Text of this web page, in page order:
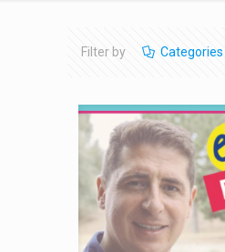
Filter by Categories